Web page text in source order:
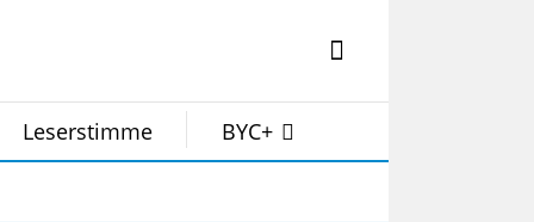
Leserstimme BYC+